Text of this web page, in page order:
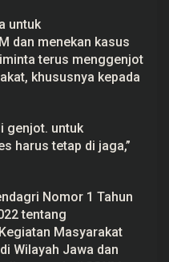
untuk
dan menekan kasus
terus menggenjot
khususnya kepada
genjot. untuk
harus tetap di jaga,”
Nomor 1 Tahun
tentang
Masyarakat
Wilayah Jawa dan